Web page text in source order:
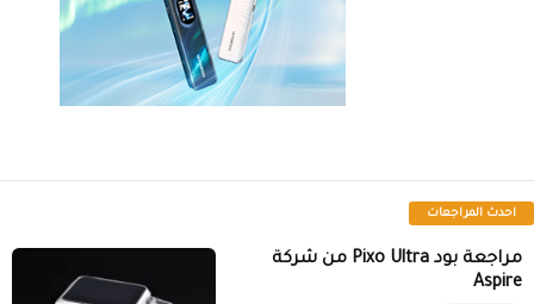
احدث المراجعات
مراجعة بود Pixo Ultra من شركة
Aspire